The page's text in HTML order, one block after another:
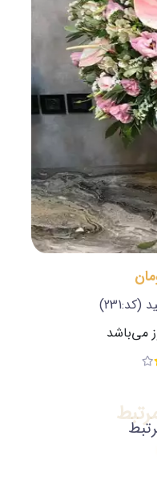
(کد:231)
می‌باشد